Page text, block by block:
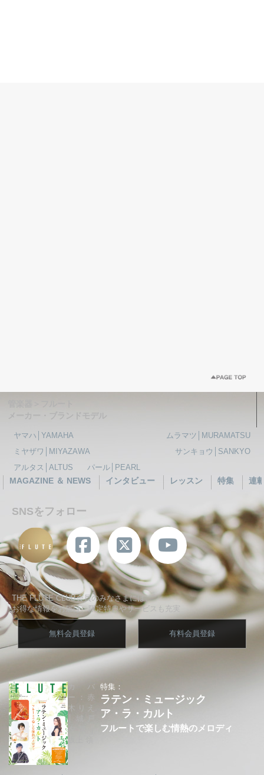
ヤマハ│YAMAHA
ムラマツ│MURAMATSU
ミヤザワ│MIYAZAWA
サンキョウ│SANKYO
アルタス│ALTUS
パール│PEARL
MAGAZINE ＆ NEWS インタビュー レッスン 特集 連
SNSをフォロー
THE FLUTE CLUB会員のみなさまには、
お得な情報をお届け、限定特典やサービスも充実
無料会員登録 有料会員登録
特集：
ラテン・ミュージック
ア・ラ・カルト
フルートで楽しむ情熱のメロディ
カバ
ー：赤
木りえ